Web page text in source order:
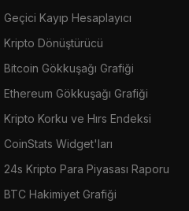
Geçici Kayıp Hesaplayıcı
Kripto Dönüştürücü
Bitcoin Gökkuşağı Grafiği
Ethereum Gökkuşağı Grafiği
Kripto Korku ve Hırs Endeksi
CoinStats Widget'ları
24s Kripto Para Piyasası Raporu
BTC Hakimiyet Grafiği